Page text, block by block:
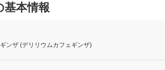
本情報
ンザ (デリリウムカフェギンザ)